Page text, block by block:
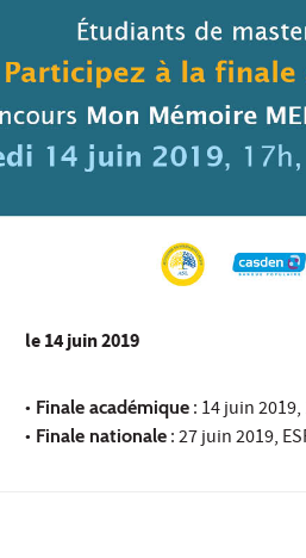
le14 juin 2019
• Finale académique : 14 juin
• Finale nationale : 27 juin 2019,